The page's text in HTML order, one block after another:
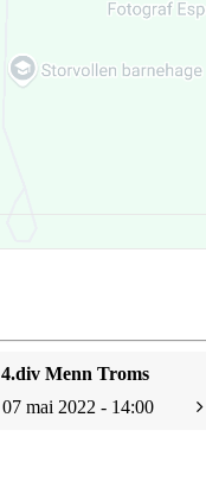
4.div Menn Troms
07 mai 2022 - 14:00